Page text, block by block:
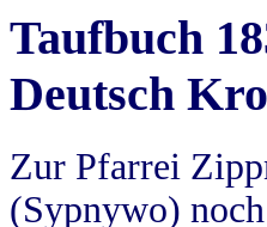
Taufbuch
Deutsch
Zur Pfarrei
(Sypnywo)